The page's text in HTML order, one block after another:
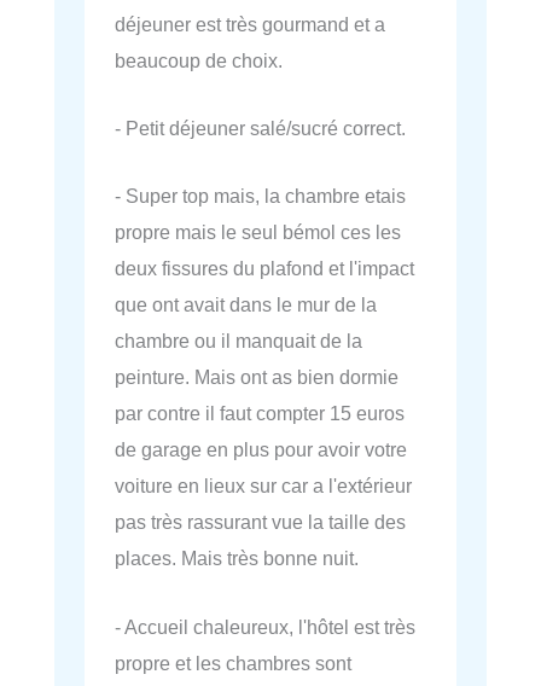
déjeuner est très gourmand et a
beaucoup de choix.
- Petit déjeuner salé/sucré correct.
- Super top mais, la chambre etais
propre mais le seul bémol ces les
deux fissures du plafond et l'impact
que ont avait dans le mur de la
chambre ou il manquait de la
peinture. Mais ont as bien dormie
par contre il faut compter 15 euros
de garage en plus pour avoir votre
voiture en lieux sur car a l'extérieur
pas très rassurant vue la taille des
places. Mais très bonne nuit.
- Accueil chaleureux, l'hôtel est très
propre et les chambres sont